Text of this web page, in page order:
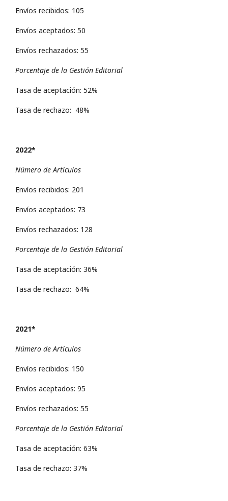
Envíos recibidos: 105
Envíos aceptados: 50
Envíos rechazados: 55
Porcentaje de la Gestión Editorial
Tasa de aceptación: 52%
Tasa de rechazo: 48%
2022*
Número de Artículos
Envíos recibidos: 201
Envíos aceptados: 73
Envíos rechazados: 128
Porcentaje de la Gestión Editorial
Tasa de aceptación: 36%
Tasa de rechazo: 64%
2021*
Número de Artículos
Envíos recibidos: 150
Envíos aceptados: 95
Envíos rechazados: 55
Porcentaje de la Gestión Editorial
Tasa de aceptación: 63%
Tasa de rechazo: 37%